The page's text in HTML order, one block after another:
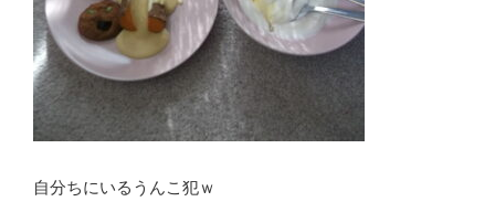
自分ちにいるうんこ犯ｗ